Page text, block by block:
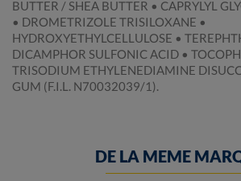
BUTTER / SHEA BUTTER • CAPRYLYL
• DROMETRIZOLE TRISILOXANE •
HYDROXYETHYLCELLULOSE •
DICAMPHOR SULFONIC ACID •
TRISODIUM ETHYLENEDIAMINE
GUM (F.I.L. N70032039/1).
DE LA MEME